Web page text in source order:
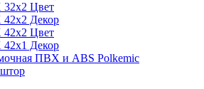
Цвет
Декор
Цвет
Декор
ПВХ и ABS Polkemic